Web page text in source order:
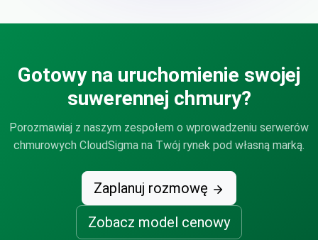
Gotowy na uruchomienie swojej
suwerennej chmury?
Porozmawiaj z naszym zespołem o wprowadzeniu serwerów
chmurowych CloudSigma na Twój rynek pod własną marką.
Zaplanuj rozmowę
Zobacz model cenowy